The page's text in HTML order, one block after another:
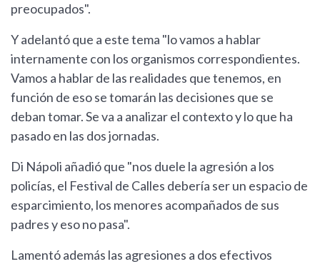
preocupados".
Y adelantó que a este tema "lo vamos a hablar
internamente con los organismos correspondientes.
Vamos a hablar de las realidades que tenemos, en
función de eso se tomarán las decisiones que se
deban tomar. Se va a analizar el contexto y lo que ha
pasado en las dos jornadas.
Di Nápoli añadió que "nos duele la agresión a los
policías, el Festival de Calles debería ser un espacio de
esparcimiento, los menores acompañados de sus
padres y eso no pasa".
Lamentó además las agresiones a dos efectivos